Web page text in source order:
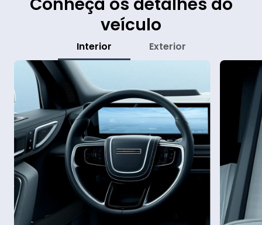
Conheça os detalhes do
veículo
Interior Exterior